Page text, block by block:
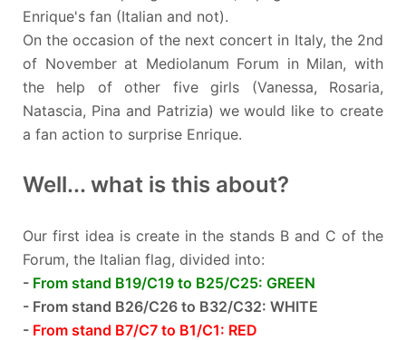
Enrique's fan (Italian and not).
On the occasion of the next concert in Italy, the 2nd
of November at Mediolanum Forum in Milan, with
the help of other five girls (Vanessa, Rosaria,
Natascia, Pina and Patrizia) we would like to create
a fan action to surprise Enrique.
Well... what is this about?
Our first idea is create in the stands B and C of the
Forum, the Italian flag, divided into:
- From stand B19/C19 to B25/C25: GREEN
- From stand B26/C26 to B32/C32: WHITE
- From stand B7/C7 to B1/C1: RED